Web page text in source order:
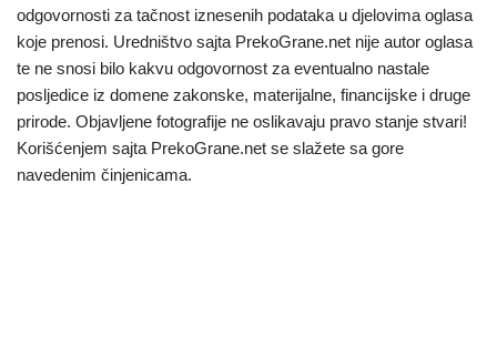
odgovornosti za tačnost iznesenih podataka u djelovima oglasa
koje prenosi. Uredništvo sajta PrekoGrane.net nije autor oglasa
te ne snosi bilo kakvu odgovornost za eventualno nastale
posljedice iz domene zakonske, materijalne, financijske i druge
prirode. Objavljene fotografije ne oslikavaju pravo stanje stvari!
Korišćenjem sajta PrekoGrane.net se slažete sa gore
navedenim činjenicama.